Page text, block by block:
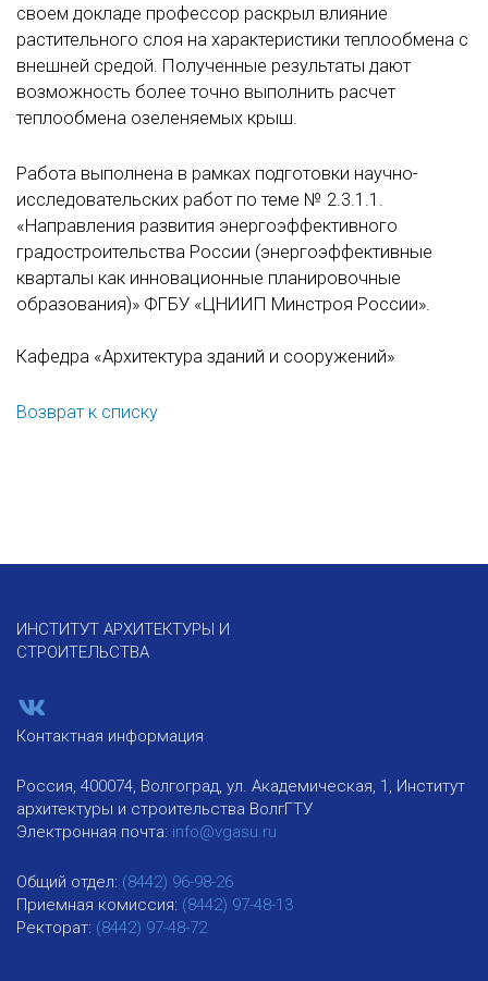
своем докладе профессор раскрыл влияние
растительного слоя на характеристики теплообмена с
внешней средой. Полученные результаты дают
возможность более точно выполнить расчет
теплообмена озеленяемых крыш.
Работа выполнена в рамках подготовки научно-
исследовательских работ по теме № 2.3.1.1.
«Направления развития энергоэффективного
градостроительства России (энергоэффективные
кварталы как инновационные планировочные
образования)» ФГБУ «ЦНИИП Минстроя России».
Кафедра «Архитектура зданий и сооружений»
Возврат к списку
ИНСТИТУТ АРХИТЕКТУРЫ И
СТРОИТЕЛЬСТВА
Контактная информация
Россия, 400074, Волгоград, ул. Академическая, 1, Институт
архитектуры и строительства ВолгГТУ
Электронная почта: info@vgasu.ru
Общий отдел: (8442) 96-98-26
Приемная комиссия: (8442) 97-48-13
Ректорат: (8442) 97-48-72